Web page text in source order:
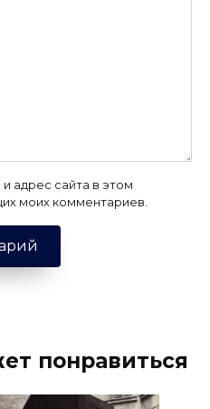
адрес сайта в этом
моих комментариев.
понравиться